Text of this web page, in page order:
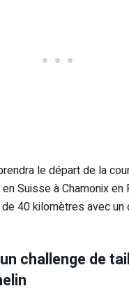
le départ de la
Suisse à Chamonix en
40 kilomètres avec
challenge de